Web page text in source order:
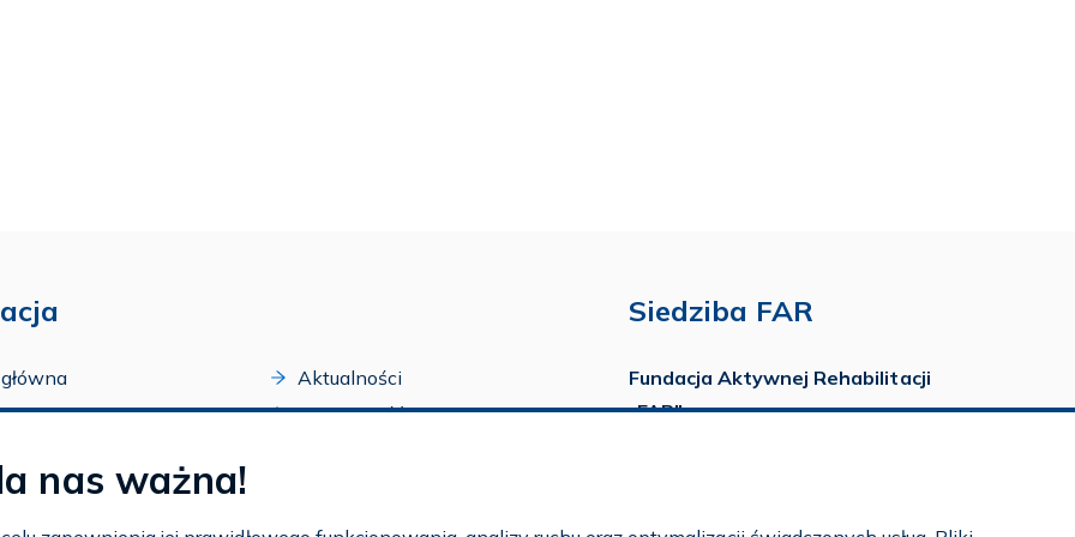
programy
Aktualności
Dostępność
Siedziba FAR
Fundacja Aktywnej Rehabilitacji
„FAR”
tel./fax:22 651 88 02
nas ważna!